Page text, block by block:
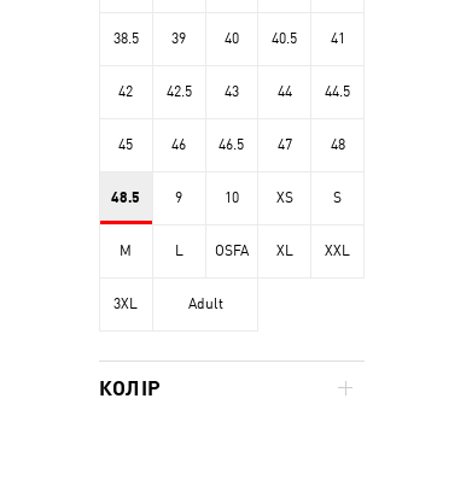
38.5 39 40 40.5 41
42 42.5 43 44 44.5
45 46 46.5 47 48
48.5 9 10 XS S
M L OSFA XL XXL
3XL Adult
КОЛІР